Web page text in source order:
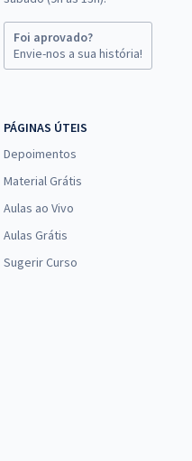
Foi aprovado?
Envie-nos a sua história!
PÁGINAS ÚTEIS
Depoimentos
Material Grátis
Aulas ao Vivo
Aulas Grátis
Sugerir Curso